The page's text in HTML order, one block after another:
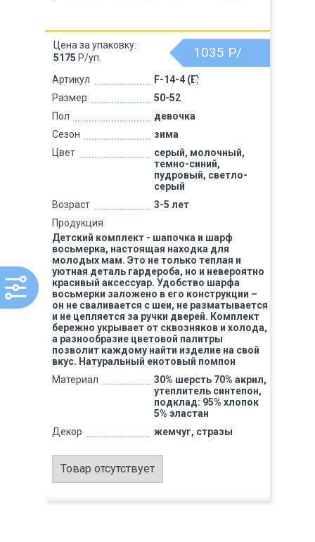
Артикул
F-14-4 (Е)
Размер
50-52
Пол
девочка
Сезон
зима
Цвет
серый, молочный,
темно-синий,
пудровый, светло-
серый
Возраст
3-5 лет
Продукция
Детский комплект - шапочка и шарф
восьмерка, настоящая находка для
молодых мам. Это не только теплая и
уютная деталь гардероба, но и невероятно
красивый аксессуар. Удобство шарфа
восьмерки заложено в его конструкции –
он не сваливается с шеи, не разматывается
и не цепляется за ручки дверей. Комплект
бережно укрывает от сквозняков и холода,
а разнообразие цветовой палитры
позволит каждому найти изделие на свой
вкус. Натуральный енотовый помпон
Материал
30% шерсть 70% акрил,
утеплитель синтепон,
подклад: 95% хлопок
5% эластан
Декор
жемчуг, стразы
1035 Р/
шт.
Цена за упаковку:
5175 Р/уп.
Товар отсутствует